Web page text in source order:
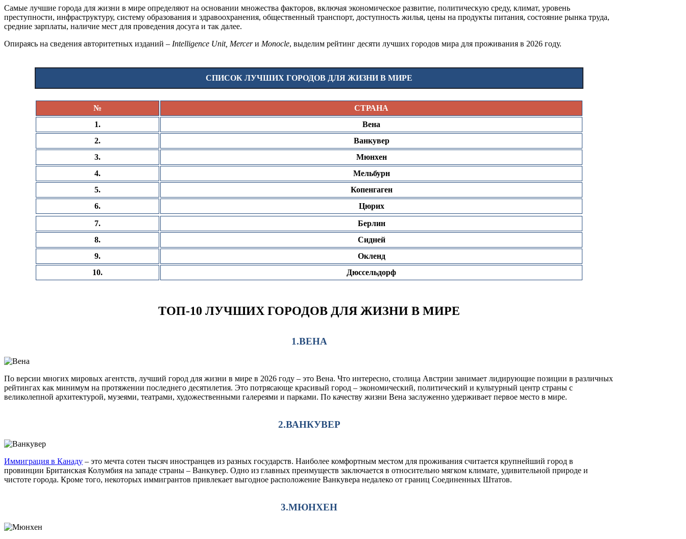
Самые лучшие города для жизни в мире определяют на основании множества факторов, включая экономическое развитие, политическую среду, климат, уровень
преступности, инфраструктуру, систему образования и здравоохранения, общественный транспорт, доступность жилья, цены на продукты питания, состояние рынка труда,
средние зарплаты, наличие мест для проведения досуга и так далее.
Опираясь на сведения авторитетных изданий – Intelligence Unit, Mercerи Monocle, выделим рейтинг десяти лучших городов мира для проживания в 2026 году.
СПИСОК ЛУЧШИХ ГОРОДОВ ДЛЯ ЖИЗНИ В МИРЕ
№
СТРАНА
1.
Вена
2.
Ванкувер
3.
Мюнхен
4.
Мельбурн
5.
Копенгаген
6.
Цюрих
7.
Берлин
8.
Сидней
9.
Окленд
10.
Дюссельдорф
ТОП-10 ЛУЧШИХ ГОРОДОВ ДЛЯ ЖИЗНИ В МИРЕ
1.ВЕНА
По версии многих мировых агентств, лучший город для жизни в мире в 2026 году – это Вена. Что интересно, столица Австрии занимает лидирующие позиции в различных
рейтингах как минимум на протяжении последнего десятилетия. Это потрясающе красивый город – экономический, политический и культурный центр страны с
великолепной архитектурой, музеями, театрами, художественными галереями и парками. По качеству жизни Вена заслуженно удерживает первое место в мире.
2.ВАНКУВЕР
Иммиграция в Канаду – это мечта сотен тысяч иностранцев из разных государств. Наиболее комфортным местом для проживания считается крупнейший город в
провинции Британская Колумбия на западе страны – Ванкувер. Одно из главных преимуществ заключается в относительно мягком климате, удивительной природе и
чистоте города. Кроме того, некоторых иммигрантов привлекает выгодное расположение Ванкувера недалеко от границ Соединенных Штатов.
3.МЮНХЕН